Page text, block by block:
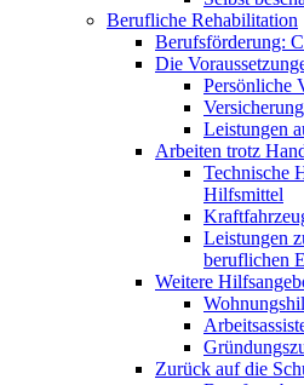
Berufliche Rehabilitation
Berufsförderung:
Die
Persönliche
Leistungen
Arbeiten trotz
Technische
Hilfsmittel
Leistungen
beruflichen
Weitere
Zurück auf die